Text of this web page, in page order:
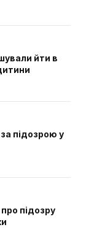
йти в
підозрою у
підозру